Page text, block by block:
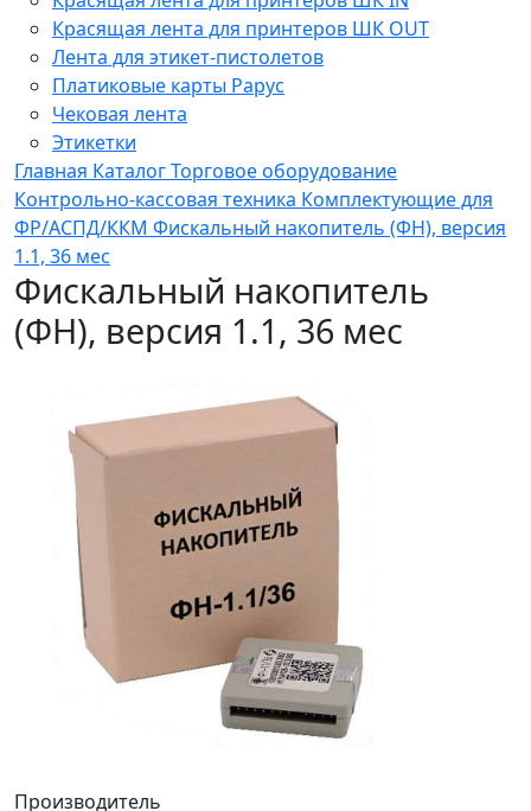
Красящая лента для принтеров ШК OUT
Лента для этикет-пистолетов
Платиковые карты Рарус
Чековая лента
Этикетки
Главная КаталогТорговое оборудование
Контрольно-кассовая техника Комплектующие для
ФР/АСПД/ККМ Фискальный накопитель (ФН), версия
1.1, 36 мес
Фискальный накопитель
(ФН), версия 1.1, 36 мес
Производитель